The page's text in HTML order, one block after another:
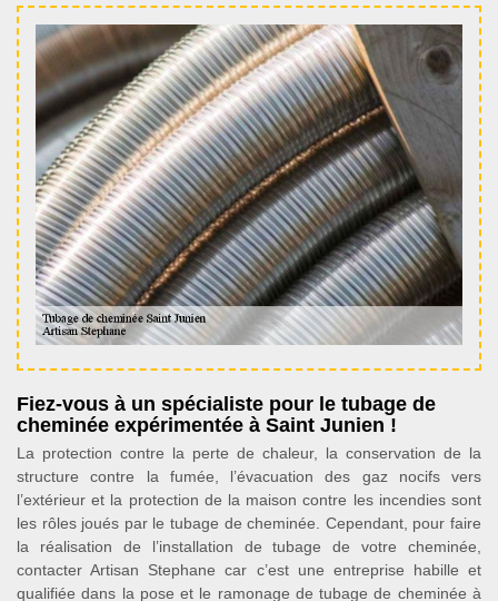
Fiez-vous à un spécialiste pour le tubage de
cheminée expérimentée à Saint Junien !
La protection contre la perte de chaleur, la conservation de la
structure contre la fumée, l’évacuation des gaz nocifs vers
l’extérieur et la protection de la maison contre les incendies sont
les rôles joués par le tubage de cheminée. Cependant, pour faire
la réalisation de l’installation de tubage de votre cheminée,
contacter Artisan Stephane car c’est une entreprise habille et
qualifiée dans la pose et le ramonage de tubage de cheminée à